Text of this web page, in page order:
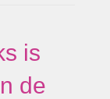
is
de